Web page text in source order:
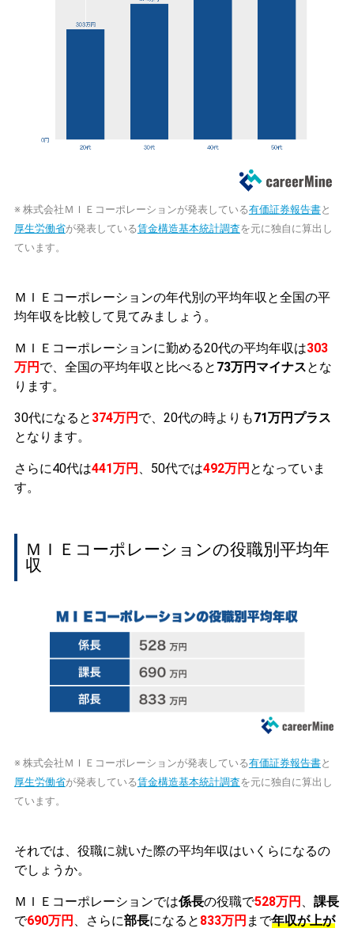
※ 株式会社ＭＩＥコーポレーションが発表している有価証券報告書と
厚生労働省が発表している賃金構造基本統計調査を元に独自に算出し
ています。
ＭＩＥコーポレーションの年代別の平均年収と全国の平
均年収を比較して見てみましょう。
ＭＩＥコーポレーションに勤める20代の平均年収は303
万円 で、全国の平均年収と比べると 73万円マイナスとな
ります。
30代になると 374万円 で、20代の時よりも71万円プラス
となります。
さらに40代は441万円 、50代では492万円 となっていま
す。
ＭＩＥコーポレーションの役職別平均年
収
※ 株式会社ＭＩＥコーポレーションが発表している有価証券報告書と
厚生労働省が発表している賃金構造基本統計調査を元に独自に算出し
ています。
それでは、役職に就いた際の平均年収はいくらになるの
でしょうか。
ＭＩＥコーポレーションでは係長の役職で528万円
課長
で690万円 、さらに部長になると 833万円 まで年収が上が